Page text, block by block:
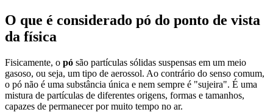
O que é considerado pó do ponto de vista
da física
Fisicamente, o pó são partículas sólidas suspensas em um meio
gasoso, ou seja, um tipo de aerossol. Ao contrário do senso comum,
o pó não é uma substância única e nem sempre é "sujeira". É uma
mistura de partículas de diferentes origens, formas e tamanhos,
capazes de permanecer por muito tempo no ar.